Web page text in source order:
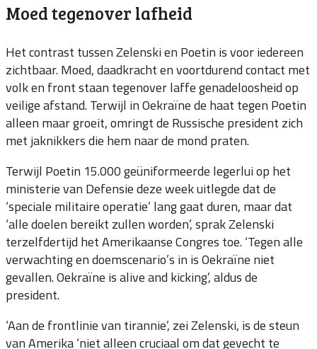
Moed tegenover lafheid
Het contrast tussen Zelenski en Poetin is voor iedereen
zichtbaar. Moed, daadkracht en voortdurend contact met
volk en front staan tegenover laffe genadeloosheid op
veilige afstand. Terwijl in Oekraïne de haat tegen Poetin
alleen maar groeit, omringt de Russische president zich
met jaknikkers die hem naar de mond praten.
Terwijl Poetin 15.000 geüniformeerde legerlui op het
ministerie van Defensie deze week uitlegde dat de
‘speciale militaire operatie’ lang gaat duren, maar dat
‘alle doelen bereikt zullen worden’, sprak Zelenski
terzelfdertijd het Amerikaanse Congres toe. ‘Tegen alle
verwachting en doemscenario’s in is Oekraïne niet
gevallen. Oekraïne is alive and kicking’, aldus de
president.
‘Aan de frontlinie van tirannie’, zei Zelenski, is de steun
van Amerika ‘niet alleen cruciaal om dat gevecht te